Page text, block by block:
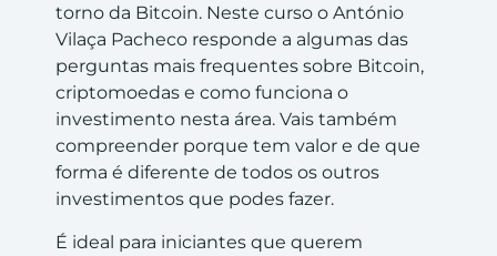
torno da Bitcoin. Neste curso o António
Vilaça Pacheco responde a algumas das
perguntas mais frequentes sobre Bitcoin,
criptomoedas e como funciona o
investimento nesta área. Vais também
compreender porque tem valor e de que
forma é diferente de todos os outros
investimentos que podes fazer.
É ideal para iniciantes que querem